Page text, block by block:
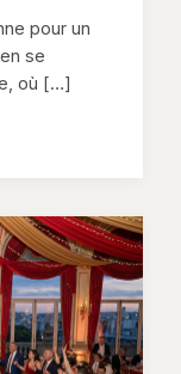
pour un
se
où […]